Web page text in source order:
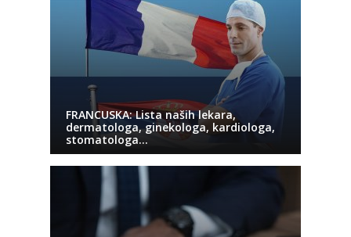
FRANCUSKA: Lista naših lekara,
dermatologa, ginekologa, kardiologa,
stomatologa…